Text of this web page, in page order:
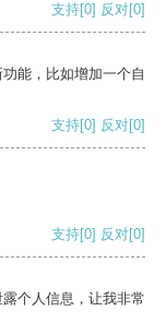
支持[0] 反对[0]
能，比如增加一个自
支持[0] 反对[0]
支持[0] 反对[0]
个人信息，让我非常